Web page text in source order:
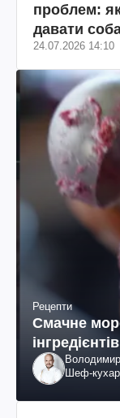
проблем:
давати
24.07.2026 14:10
Рецепти
Смачне
інгредієнтів
Шеф-кухар